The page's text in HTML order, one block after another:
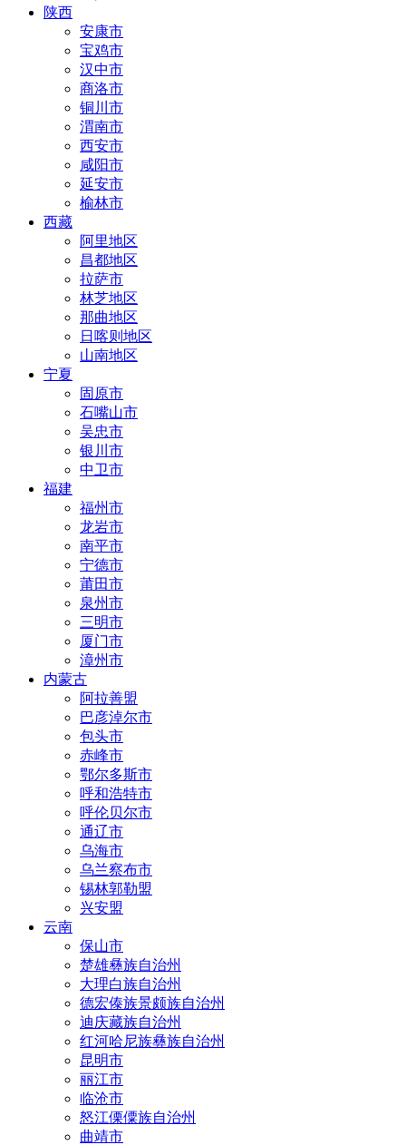
陕西
安康市
宝鸡市
汉中市
商洛市
铜川市
渭南市
西安市
咸阳市
延安市
榆林市
西藏
阿里地区
昌都地区
拉萨市
林芝地区
那曲地区
日喀则地区
山南地区
宁夏
固原市
石嘴山市
吴忠市
银川市
中卫市
福建
福州市
龙岩市
南平市
宁德市
莆田市
泉州市
三明市
厦门市
漳州市
内蒙古
阿拉善盟
巴彦淖尔市
包头市
赤峰市
鄂尔多斯市
呼和浩特市
呼伦贝尔市
通辽市
乌海市
乌兰察布市
锡林郭勒盟
兴安盟
云南
保山市
楚雄彝族自治州
大理白族自治州
德宏傣族景颇族自治州
迪庆藏族自治州
红河哈尼族彝族自治州
昆明市
丽江市
临沧市
怒江傈僳族自治州
曲靖市